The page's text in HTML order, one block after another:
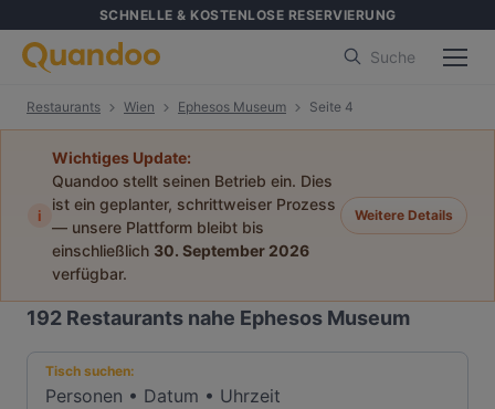
SCHNELLE & KOSTENLOSE RESERVIERUNG
Suche
Restaurants Wien Ephesos Museum Seite 4
i
Wichtiges Update:
Quandoo stellt seinen Betrieb ein. Dies
ist ein geplanter, schrittweiser Prozess
— unsere Plattform bleibt bis
einschließlich 30. September 2026
verfügbar.
Weitere Details
192 Restaurants nahe Ephesos Museum
Tisch suchen:
Personen • Datum • Uhrzeit